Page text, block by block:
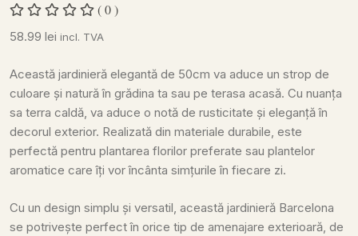
( 0 )
58.99 lei incl. TVA
Această jardinieră elegantă de 50cm va aduce un strop de
culoare și natură în grădina ta sau pe terasa acasă. Cu nuanța
sa terra caldă, va aduce o notă de rusticitate și eleganță în
decorul exterior. Realizată din materiale durabile, este
perfectă pentru plantarea florilor preferate sau plantelor
aromatice care îți vor încânta simțurile în fiecare zi.
Cu un design simplu și versatil, această jardinieră Barcelona
se potrivește perfect în orice tip de amenajare exterioară, de